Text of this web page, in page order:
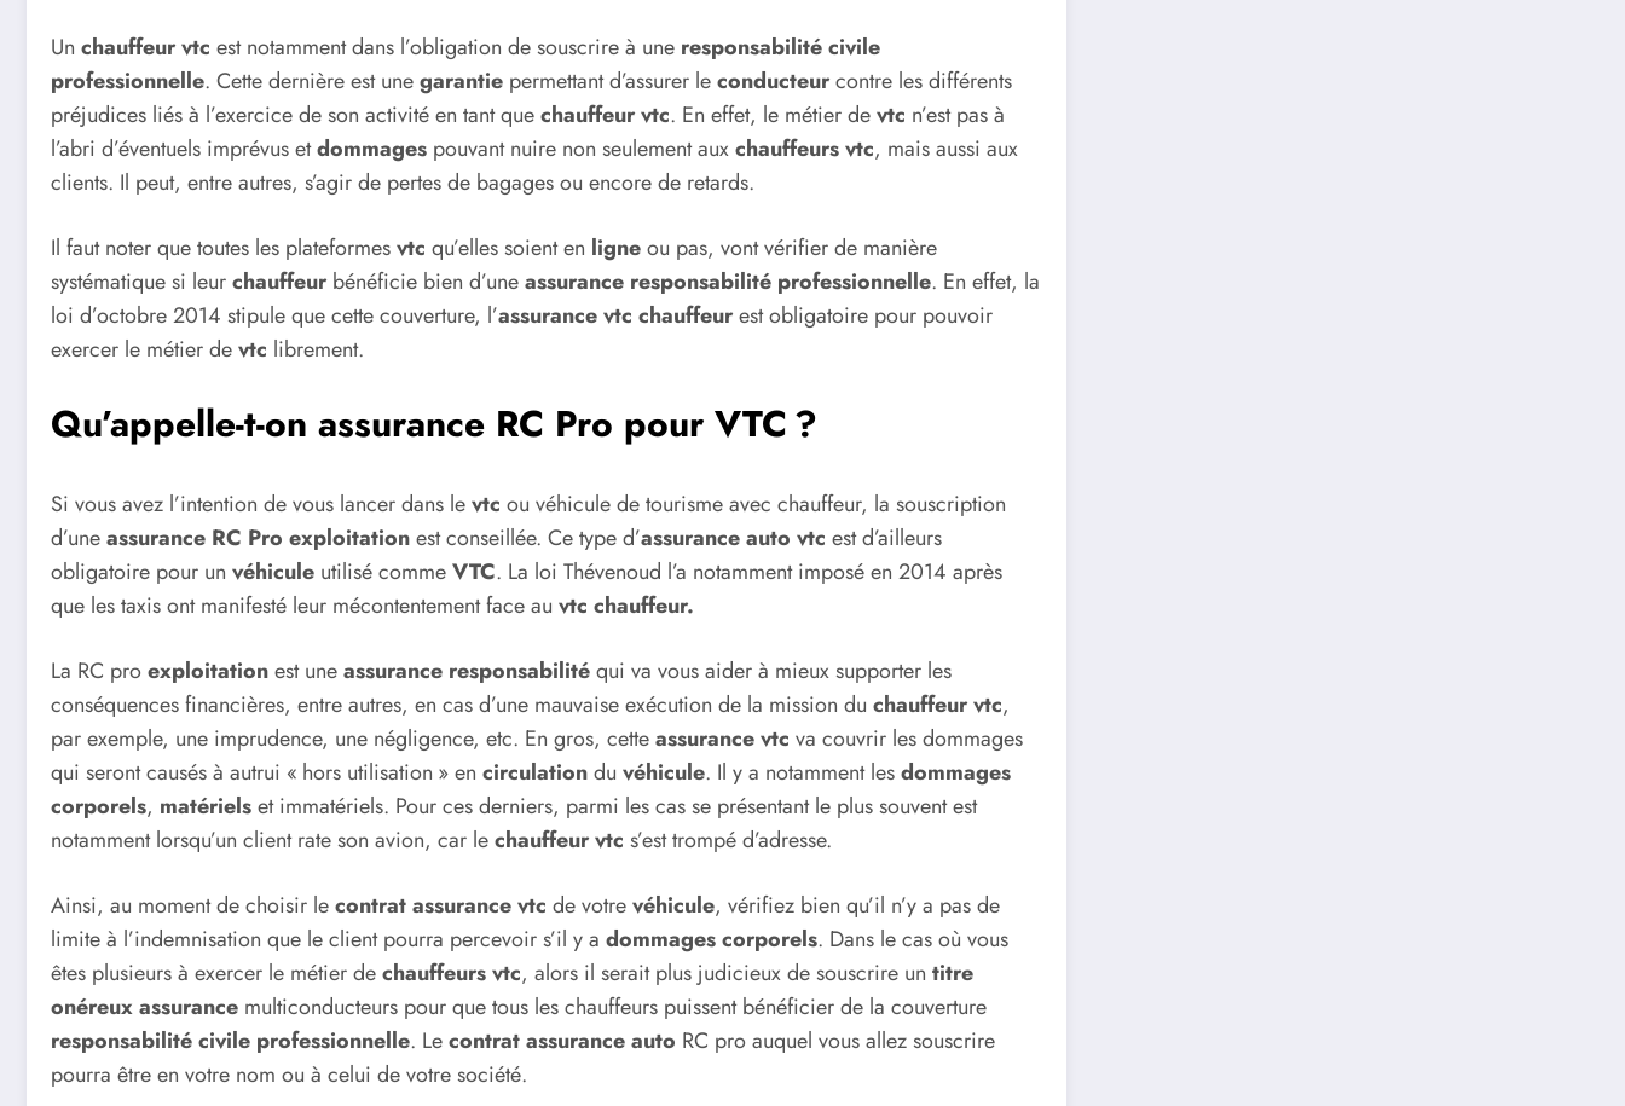
Un chauffeur vtc est notamment dans l’obligation de souscrire à une responsabilité civile
professionnelle. Cette dernière est unegarantie permettant d’assurer leconducteurcontre les différents
préjudices liés à l’exercice de son activité en tant quechauffeur vtc. En effet, le métier devtc n’est pas à
l’abri d’éventuels imprévus etdommages pouvant nuire non seulement auxchauffeurs vtc, mais aussi aux
clients. Il peut, entre autres, s’agir de pertes de bagages ou encore de retards.
Il faut noter que toutes les plateformesvtc qu’elles soient en ligneou pas, vont vérifier de manière
systématique si leurchauffeur bénéficie bien d’uneassurance responsabilité professionnelle. En effet, la
loi d’octobre 2014 stipule que cette couverture, l’assurance vtc chauffeurest obligatoire pour pouvoir
exercer le métier devtc librement.
Qu’appelle-t-on assurance RC Pro pour VTC ?
Si vous avez l’intention de vous lancer dans levtc ou véhicule de tourisme avec chauffeur, la souscription
d’uneassurance RC Pro exploitationest conseillée. Ce type d’assurance auto vtc est d’ailleurs
obligatoire pour un véhicule utilisé commeVTC. La loi Thévenoud l’a notamment imposé en 2014 après
que les taxis ont manifesté leur mécontentement face au vtc chauffeur.
La RC proexploitationest uneassurance responsabilitéqui va vous aider à mieux supporter les
conséquences financières, entre autres, en cas d’une mauvaise exécution de la mission du chauffeur vtc,
par exemple, une imprudence, une négligence, etc. En gros, cetteassurance vtc va couvrir les dommages
qui seront causés à autrui « hors utilisation » en circulationdu véhicule. Il y a notamment lesdommages
corporels, matérielset immatériels. Pour ces derniers, parmi les cas se présentant le plus souvent est
notamment lorsqu’un client rate son avion, car lechauffeur vtc s’est trompé d’adresse.
Ainsi, au moment de choisir lecontrat assurance vtc de votrevéhicule, vérifiez bien qu’il n’y a pas de
limite à l’indemnisation que le client pourra percevoir s’il y a dommages corporels. Dans le cas où vous
êtes plusieurs à exercer le métier dechauffeurs vtc, alors il serait plus judicieux de souscrire un titre
onéreux assurance multiconducteurs pour que tous les chauffeurs puissent bénéficier de la couverture
responsabilité civile professionnelle. Lecontratassurance auto RC pro auquel vous allez souscrire
pourra être en votre nom ou à celui de votre société.